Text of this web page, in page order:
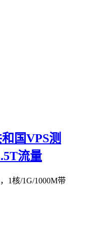
国VPS测
流量
1核/1G/1000M带